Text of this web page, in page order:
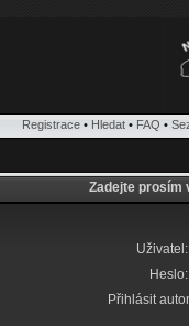
Registrace • Hledat • FAQ •
Zadejte prosím
Uživatel:
Heslo:
Přihlásit